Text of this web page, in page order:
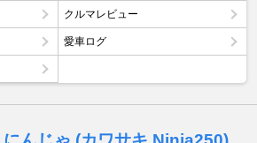
クルマレビュー
愛車ログ